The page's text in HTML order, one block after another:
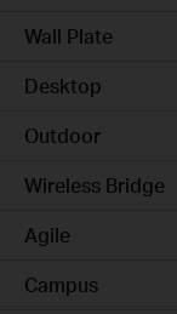
Wall Plate
Desktop
Outdoor
Wireless Bridge
Agile
Campus